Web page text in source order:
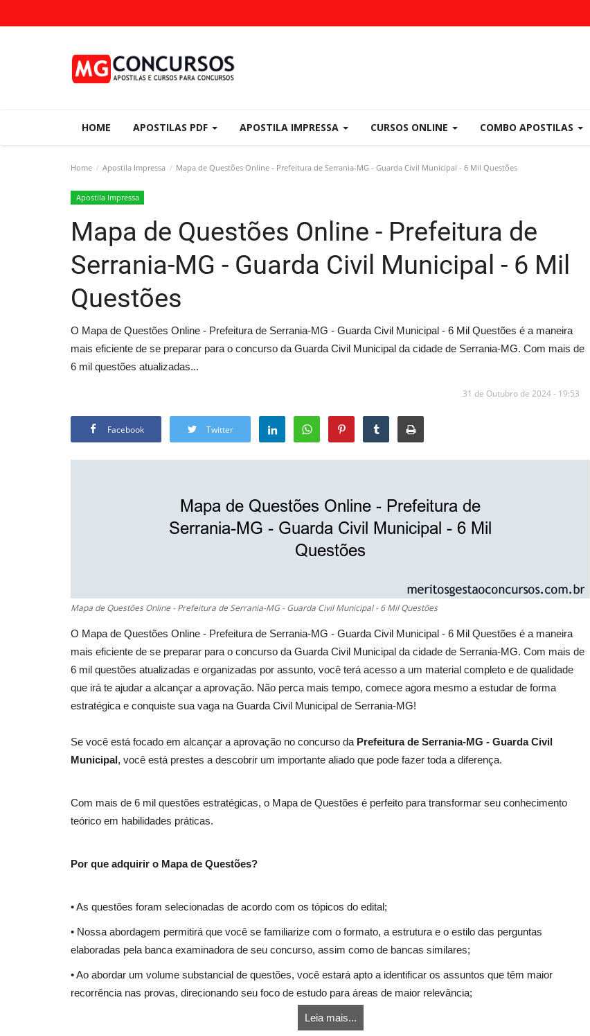
HOME APOSTILAS PDF APOSTILA IMPRESSA CURSOS ONLINE COMBO APOSTILAS
Home Apostila Impressa Mapa de Questões Online - Prefeitura de Serrania-MG - Guarda Civil Municipal - 6 Mil Questões
Apostila Impressa
Mapa de Questões Online - Prefeitura de
Serrania-MG - Guarda Civil Municipal - 6 Mil
Questões
O Mapa de Questões Online - Prefeitura de Serrania-MG - Guarda Civil Municipal - 6 Mil Questões é a maneira
mais eficiente de se preparar para o concurso da Guarda Civil Municipal da cidade de Serrania-MG. Com mais de
6 mil questões atualizadas...
31 de Outubro de 2024 - 19:53
Facebook Twitter
Mapa de Questões Online - Prefeitura de Serrania-MG - Guarda Civil Municipal - 6 Mil Questões
O Mapa de Questões Online - Prefeitura de Serrania-MG - Guarda Civil Municipal - 6 Mil Questões é a maneira
mais eficiente de se preparar para o concurso da Guarda Civil Municipal da cidade de Serrania-MG. Com mais de
6 mil questões atualizadas e organizadas por assunto, você terá acesso a um material completo e de qualidade
que irá te ajudar a alcançar a aprovação. Não perca mais tempo, comece agora mesmo a estudar de forma
estratégica e conquiste sua vaga na Guarda Civil Municipal de Serrania-MG!
Se você está focado em alcançar a aprovação no concurso da Prefeitura de Serrania-MG - Guarda Civil
Municipal, você está prestes a descobrir um importante aliado que pode fazer toda a diferença.
Com mais de 6 mil questões estratégicas, o Mapa de Questões é perfeito para transformar seu conhecimento
teórico em habilidades práticas.
Por que adquirir o Mapa de Questões?
• As questões foram selecionadas de acordo com os tópicos do edital;
• Nossa abordagem permitirá que você se familiarize com o formato, a estrutura e o estilo das perguntas
elaboradas pela banca examinadora de seu concurso, assim como de bancas similares;
• Ao abordar um volume substancial de questões, você estará apto a identificar os assuntos que têm maior
recorrência nas provas, direcionando seu foco de estudo para áreas de maior relevância;
Leia mais...